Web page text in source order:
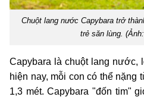
Chuột lang nước Capybara trở
trẻ săn lùng.
Capybara là chuột lang nước,
hiện nay, mỗi con có thể nặng
1,3 mét. Capybara "đốn tim"